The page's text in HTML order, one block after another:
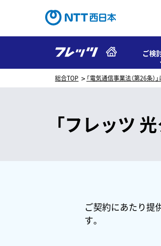
ご検
総合TOP 「電気通信事業法（第26条）
「フレッツ
ご契約にあたり提
す。